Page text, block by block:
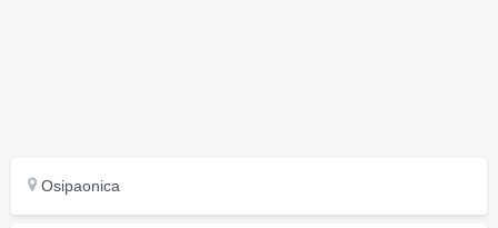
Osipaonica